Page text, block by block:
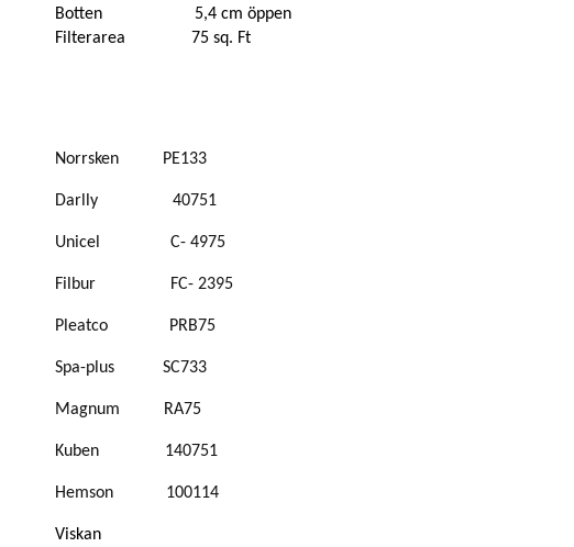
Botten
5,4 cm öppen
Filterarea
75 sq. Ft
Norrsken PE133
Darlly 40751
Unicel C- 4975
Filbur FC- 2395
Pleatco PRB75
Spa-plus SC733
Magnum RA75
Kuben 140751
Hemson 100114
Viskan